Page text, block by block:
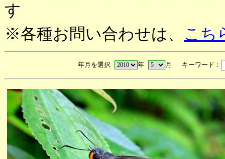
す
※各種お問い合わせは、 こち
年月を選択 年 月 キーワード：